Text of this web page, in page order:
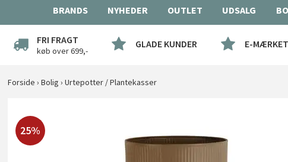
BRANDS NYHEDER OUTLET UDSALG
FRI FRAGT
køb over 699,-
GLADE KUNDER E-MÆRKET
Forside ›Bolig ›Urtepotter / Plantekasser
25%